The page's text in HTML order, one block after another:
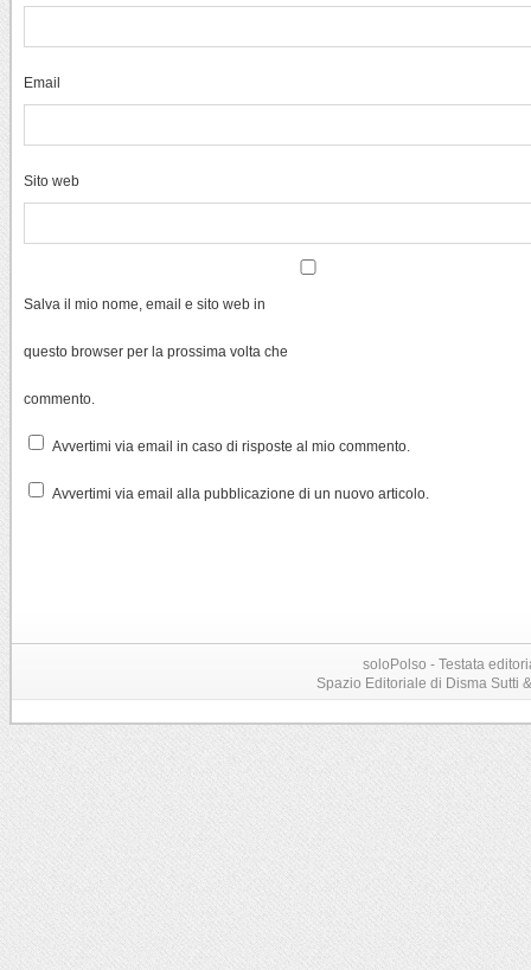
Email
Sito web
Salva il mio nome, email e sito web in
questo browser per la prossima volta che
commento.
Avvertimi via email in caso di risposte al mio commento.
Avvertimi via email alla pubblicazione di un nuovo articolo.
soloPolso - Testata
Spazio Editoriale di Disma Sutti